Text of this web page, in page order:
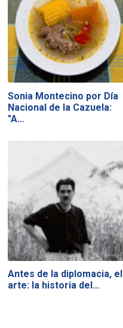
Sonia Montecino por Día
Nacional de la Cazuela:
"A…
Antes de la diplomacia, el
arte: la historia del…